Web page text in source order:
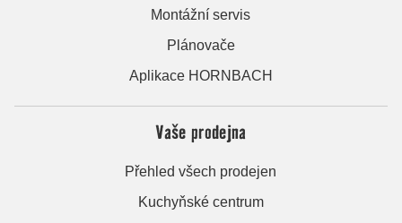
Montážní servis
Plánovače
Aplikace HORNBACH
Vaše prodejna
Přehled všech prodejen
Kuchyňské centrum